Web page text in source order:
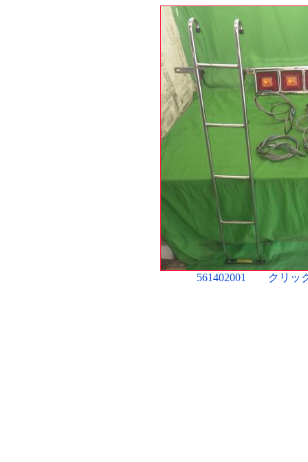
561402001 クリッ